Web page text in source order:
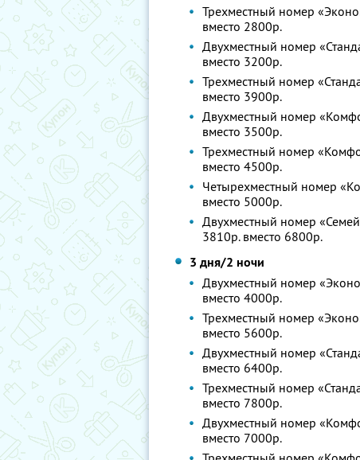
Трехместный номер
вместо 2800р.
Двухместный номер
вместо 3200р.
Трехместный номер
вместо 3900р.
Двухместный номер
вместо 3500р.
Трехместный номер
вместо 4500р.
Четырехместный номер
вместо 5000р.
Двухместный номер
3810р. вместо 6800р.
3 дня/2 ночи
Двухместный номер
вместо 4000р.
Трехместный номер
вместо 5600р.
Двухместный номер
вместо 6400р.
Трехместный номер
вместо 7800р.
Двухместный номер
вместо 7000р.